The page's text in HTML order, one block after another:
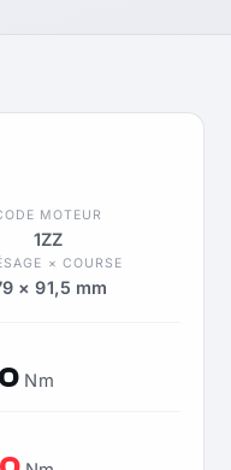
MOTEUR
1ZZ
× COURSE
× 91,5 mm
Nm